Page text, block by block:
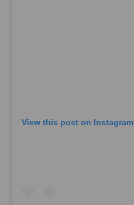
View this post on Instagram